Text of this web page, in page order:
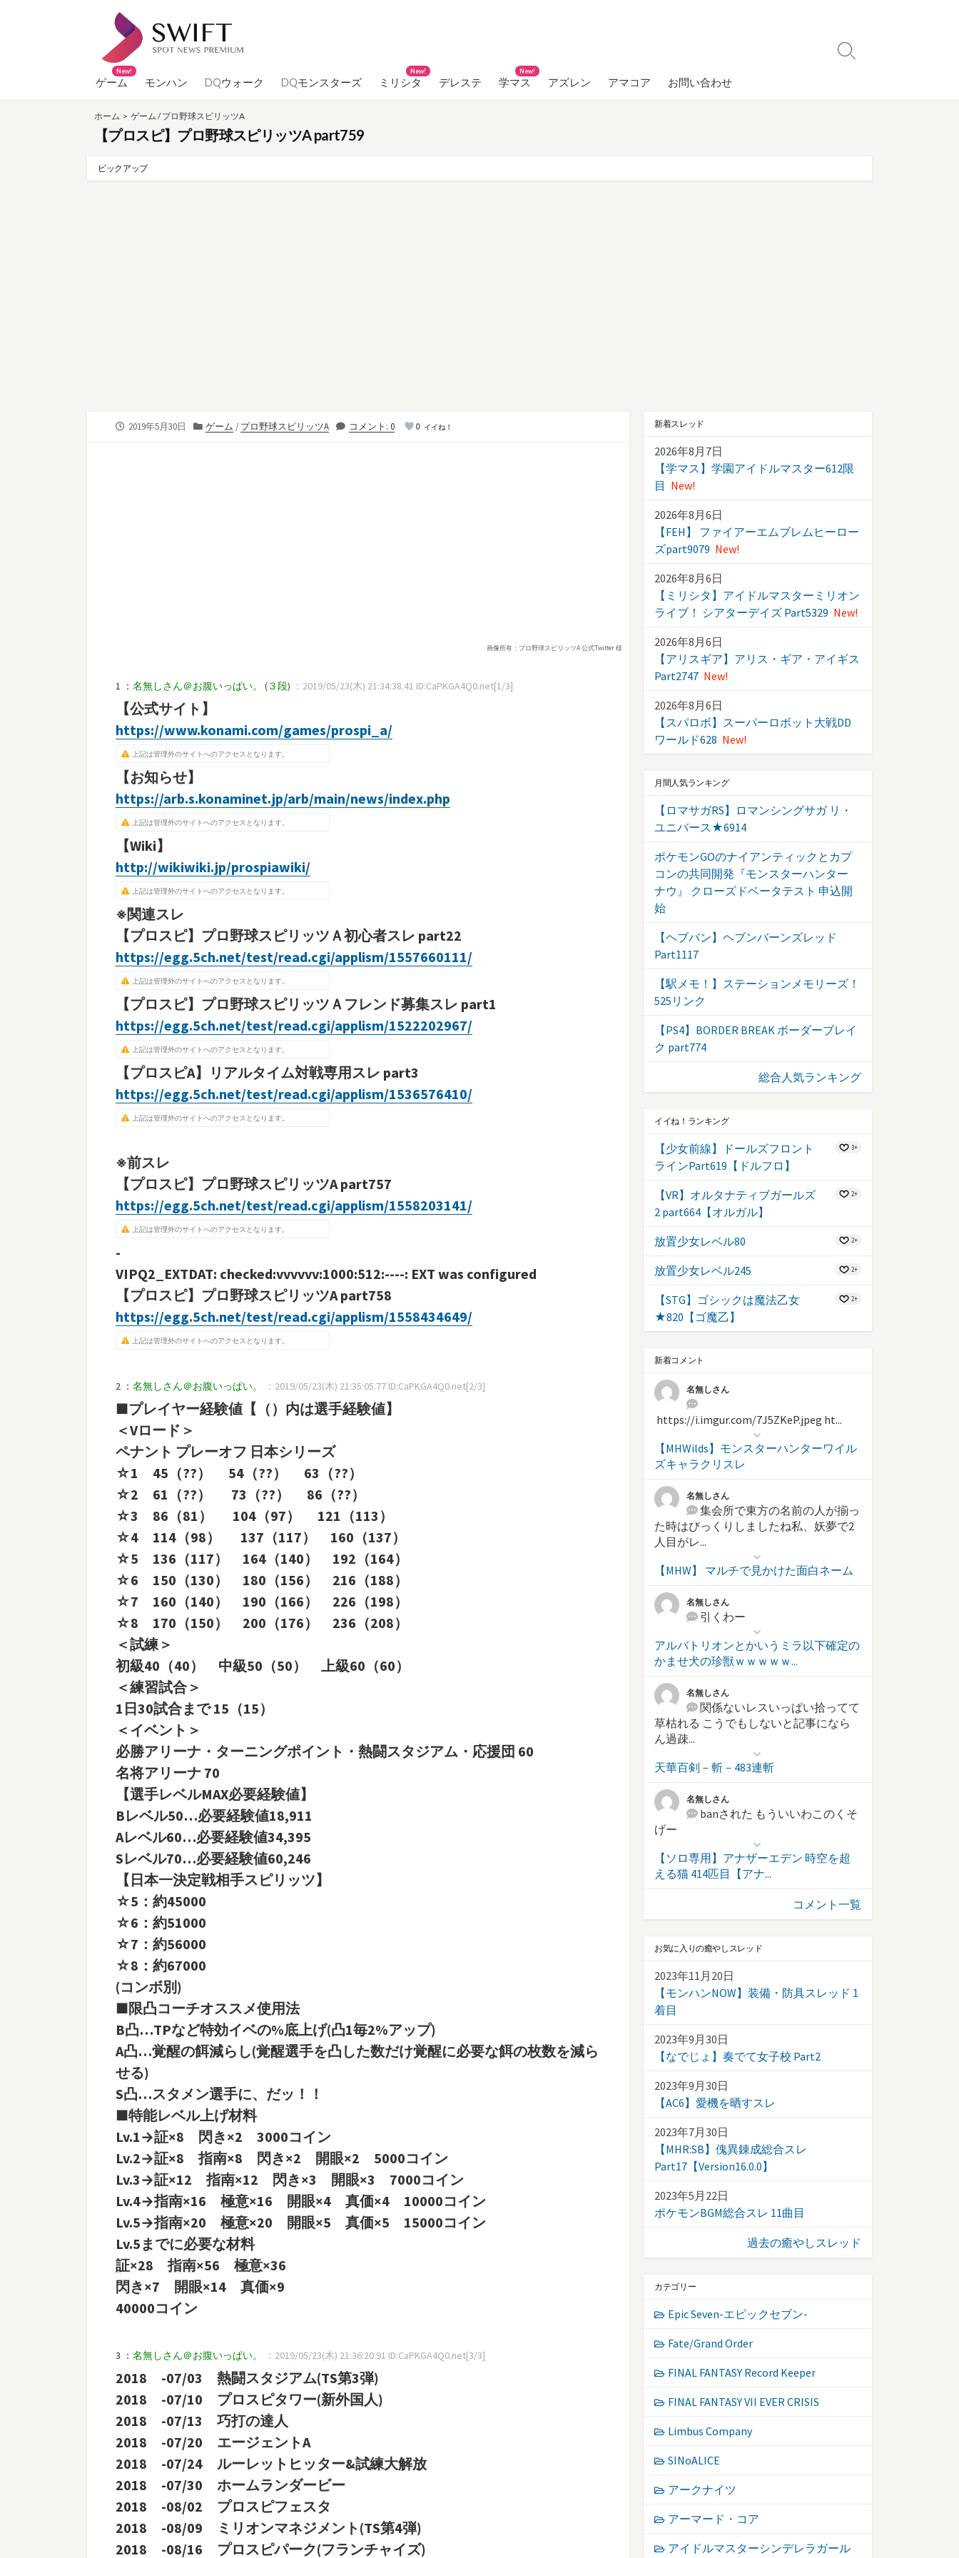
へ
ゲーム
New!
モンハン DQウォーク DQモンスターズ ミリシタ
New!
デレステ 学マス
New!
アズレン アマコア お問い合わせ
検
り
ホーム > ゲーム /プロ野球スピリッツA
【プロスピ】プロ野球スピリッツA part759
ピックアップ
公
2019年5月30日
カ
ゲーム /プロ野球スピリッツA コメント: 0 0 イイね！
画像所有：プロ野球スピリッツA 公式Twitter 様
1 ： 名無しさん＠お腹いっぱい。 (３段) ：2019/05/23(木) 21:34:38.41 ID:CaPKGA4Q0.net[1/3]
【公式サイト】
https://www.konami.com/games/prospi_a/
上記は管理外のサイトへのアクセスとなります。
【お知らせ】
https://arb.s.konaminet.jp/arb/main/news/index.php
上記は管理外のサイトへのアクセスとなります。
【Wiki】
http://wikiwiki.jp/prospiawiki/
上記は管理外のサイトへのアクセスとなります。
※関連スレ
【プロスピ】プロ野球スピリッツＡ初心者スレ part22
https://egg.5ch.net/test/read.cgi/applism/1557660111/
上記は管理外のサイトへのアクセスとなります。
【プロスピ】プロ野球スピリッツＡフレンド募集スレ part1
https://egg.5ch.net/test/read.cgi/applism/1522202967/
上記は管理外のサイトへのアクセスとなります。
【プロスピA】リアルタイム対戦専用スレ part3
https://egg.5ch.net/test/read.cgi/applism/1536576410/
上記は管理外のサイトへのアクセスとなります。
※前スレ
【プロスピ】プロ野球スピリッツA part757
https://egg.5ch.net/test/read.cgi/applism/1558203141/
上記は管理外のサイトへのアクセスとなります。
-
VIPQ2_EXTDAT: checked:vvvvvv:1000:512:----: EXT was configured
【プロスピ】プロ野球スピリッツA part758
https://egg.5ch.net/test/read.cgi/applism/1558434649/
上記は管理外のサイトへのアクセスとなります。
2 ： 名無しさん＠お腹いっぱい。 ：2019/05/23(木) 21:35:05.77 ID:CaPKGA4Q0.net[2/3]
■プレイヤー経験値【（）内は選手経験値】
＜Vロード＞
ペナント プレーオフ 日本シリーズ
☆1 45（??） 54（??） 63（??）
☆2 61（??） 73（??） 86（??）
☆3 86（81） 104（97） 121（113）
☆4 114（98） 137（117） 160（137）
☆5 136（117） 164（140） 192（164）
☆6 150（130） 180（156） 216（188）
☆7 160（140） 190（166） 226（198）
☆8 170（150） 200（176） 236（208）
＜試練＞
初級40（40） 中級50（50） 上級60（60）
＜練習試合＞
1日30試合まで 15（15）
＜イベント＞
必勝アリーナ・ターニングポイント・熱闘スタジアム・応援団 60
名将アリーナ 70
【選手レベルMAX必要経験値】
Bレベル50…必要経験値18,911
Aレベル60…必要経験値34,395
Sレベル70…必要経験値60,246
【日本一決定戦相手スピリッツ】
☆5：約45000
☆6：約51000
☆7：約56000
☆8：約67000
(コンボ別)
■限凸コーチオススメ使用法
B凸…TPなど特効イベの%底上げ(凸1毎2%アップ)
A凸…覚醒の餌減らし(覚醒選手を凸した数だけ覚醒に必要な餌の枚数を減ら
せる)
S凸…スタメン選手に、だッ！！
■特能レベル上げ材料
Lv.1→証×8 閃き×2 3000コイン
Lv.2→証×8 指南×8 閃き×2 開眼×2 5000コイン
Lv.3→証×12 指南×12 閃き×3 開眼×3 7000コイン
Lv.4→指南×16 極意×16 開眼×4 真価×4 10000コイン
Lv.5→指南×20 極意×20 開眼×5 真価×5 15000コイン
Lv.5までに必要な材料
証×28 指南×56 極意×36
閃き×7 開眼×14 真価×9
40000コイン
3 ： 名無しさん＠お腹いっぱい。 ：2019/05/23(木) 21:36:20.91 ID:CaPKGA4Q0.net[3/3]
2018 -07/03 熱闘スタジアム(TS第3弾)
2018 -07/10 プロスピタワー(新外国人)
2018 -07/13 巧打の達人
2018 -07/20 エージェントA
2018 -07/24 ルーレットヒッター&試練大解放
2018 -07/30 ホームランダービー
2018 -08/02 プロスピフェスタ
2018 -08/09 ミリオンマネジメント(TS第4弾)
2018 -08/16 プロスピパーク(フランチャイズ)
新着スレッド
2026年8月7日
【学マス】学園アイドルマスター612限
目 New!
2026年8月6日
【FEH】 ファイアーエムブレムヒーロー
ズpart9079 New!
2026年8月6日
【ミリシタ】アイドルマスターミリオン
ライブ！ シアターデイズ Part5329 New!
2026年8月6日
【アリスギア】アリス・ギア・アイギス
Part2747 New!
2026年8月6日
【スパロボ】スーパーロボット大戦DD
ワールド628 New!
月間人気ランキング
【ロマサガRS】ロマンシングサガ リ・
ユニバース★6914
ポケモンGOのナイアンティックとカプ
コンの共同開発『モンスターハンター
ナウ』 クローズドベータテスト 申込開
始
【ヘブバン】ヘブンバーンズレッド
Part1117
【駅メモ！】ステーションメモリーズ！
525リンク
【PS4】BORDER BREAK ボーダーブレイ
ク part774
総合人気ランキング
イイね！ランキング
【少女前線】ドールズフロント
ラインPart619【ドルフロ】
3+
【VR】オルタナティブガールズ
2 part664【オルガル】
2+
放置少女レベル80 2+
放置少女レベル245 2+
【STG】ゴシックは魔法乙女
★820【ゴ魔乙】
2+
新着コメント
名無しさん
https://i.imgur.com/7J5ZKeP.jpeg ht...
【MHWilds】モンスターハンターワイル
ズキャラクリスレ
名無しさん
集会所で東方の名前の人が揃っ
た時はびっくりしましたね私、妖夢で2
人目がレ...
【MHW】 マルチで見かけた面白ネーム
名無しさん
引くわー
アルバトリオンとかいうミラ以下確定の
かませ犬の珍獣ｗｗｗｗｗ...
名無しさん
関係ないレスいっぱい拾ってて
草枯れる こうでもしないと記事になら
ん過疎...
天華百剣－斬－483連斬
名無しさん
banされた もういいわこのくそ
げー
【ソロ専用】アナザーエデン 時空を超
える猫 414匹目【アナ...
コメント一覧
お気に入りの癒やしスレッド
2023年11月20日
【モンハンNOW】装備・防具スレッド 1
着目
2023年9月30日
【なでじょ】奏でて女子校 Part2
2023年9月30日
【AC6】愛機を晒すスレ
2023年7月30日
【MHR:SB】傀異錬成総合スレ
Part17【Version16.0.0】
2023年5月22日
ポケモンBGM総合スレ 11曲目
過去の癒やしスレッド
カテゴリー
Epic Seven-エピックセブン-
Fate/Grand Order
FINAL FANTASY Record Keeper
FINAL FANTASY VII EVER CRISIS
Limbus Company
SINoALICE
アークナイツ
アーマード・コア
アイドルマスターシンデレラガール